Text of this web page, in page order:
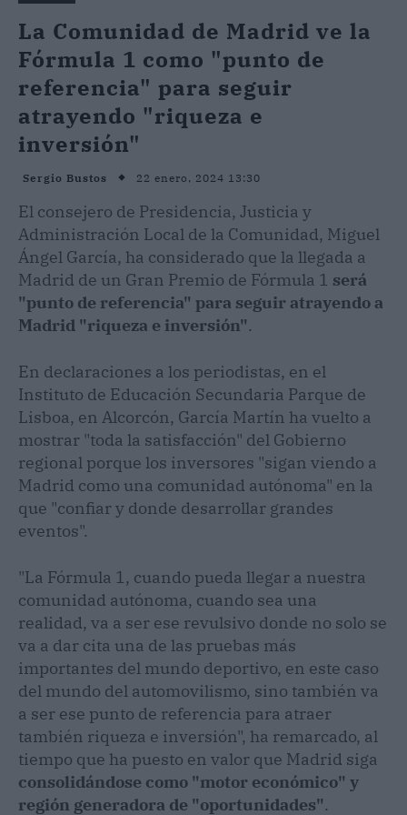
La Comunidad de Madrid ve la
Fórmula 1 como "punto de
referencia" para seguir
atrayendo "riqueza e
inversión"
Sergio Bustos 22 enero, 2024 13:30
El consejero de Presidencia, Justicia y
Administración Local de la Comunidad, Miguel
Ángel García, ha considerado que la llegada a
Madrid de un Gran Premio de Fórmula 1 será
"punto de referencia" para seguir atrayendo a
Madrid "riqueza e inversión".
En declaraciones a los periodistas, en el
Instituto de Educación Secundaria Parque de
Lisboa, en Alcorcón, García Martín ha vuelto a
mostrar "toda la satisfacción" del Gobierno
regional porque los inversores "sigan viendo a
Madrid como una comunidad autónoma" en la
que "confiar y donde desarrollar grandes
eventos".
"La Fórmula 1, cuando pueda llegar a nuestra
comunidad autónoma, cuando sea una
realidad, va a ser ese revulsivo donde no solo se
va a dar cita una de las pruebas más
importantes del mundo deportivo, en este caso
del mundo del automovilismo, sino también va
a ser ese punto de referencia para atraer
también riqueza e inversión", ha remarcado, al
tiempo que ha puesto en valor que Madrid siga
consolidándose como "motor económico" y
región generadora de "oportunidades".